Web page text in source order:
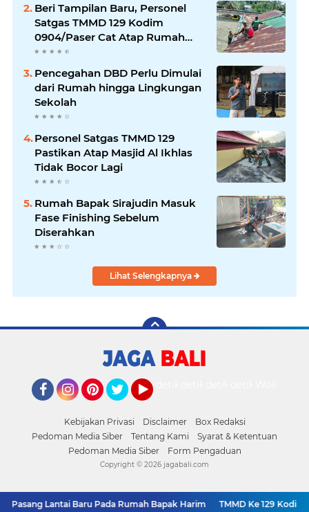
Beri Tampilan Baru, Personel
Satgas TMMD 129 Kodim
0904/Paser Cat Atap Rumah
Marbot
Pencegahan DBD Perlu Dimulai
dari Rumah hingga Lingkungan
Sekolah
Personel Satgas TMMD 129
Pastikan Atap Masjid Al Ikhlas
Tidak Bocor Lagi
Rumah Bapak Sirajudin Masuk
Fase Finishing Sebelum
Diserahkan
Lihat Selengkapnya
Kebijakan Privasi Disclaimer
Box Redaksi
Pedoman Media Siber
Tentang Kami
Syarat & Ketentuan
Pedoman Media Siber
Form Pengaduan
Pasang Lantai Baru Pada Rumah Bapak Harim TMMD Ke 129 Kodim
Copyright © 2026 jagabali.com